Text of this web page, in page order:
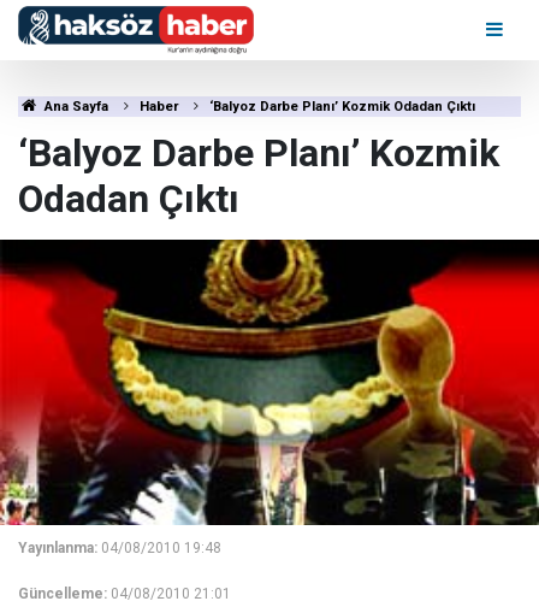
Ana Sayfa Haber ‘Balyoz Darbe Planı’ Kozmik Odadan Çıktı
‘Balyoz Darbe Planı’ Kozmik
Odadan Çıktı
Yayınlanma: 04/08/2010 19:48
Güncelleme: 04/08/2010 21:01